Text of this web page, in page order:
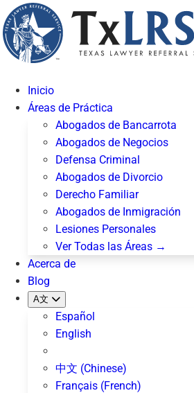
Inicio
Áreas de Práctica
Abogados de Bancarrota
Abogados de Negocios
Defensa Criminal
Abogados de Divorcio
Derecho Familiar
Abogados de Inmigración
Lesiones Personales
Ver Todas las Áreas →
Acerca de
Blog
A文
Español
English
中文 (Chinese)
Français (French)